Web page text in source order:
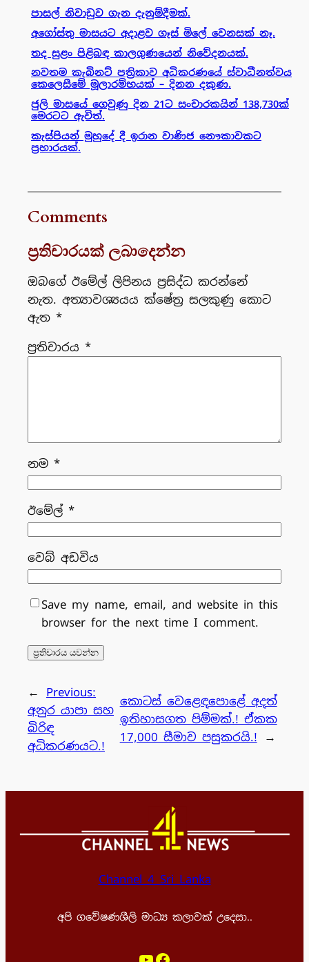
පාසල් නිවාඩුව ගැන දැනුම්දීමක්.
අගෝස්තු මාසයට අදාළව ගෑස් මිලේ වෙනසක් නෑ.
තද සුළං පිළිබඳ කාලගුණයෙන් නිවේදනයක්.
නවතම කැබිනට් පත්‍රිකාව අධිකරණයේ ස්වාධීනත්වය
කෙලෙසීමේ මූලාරම්භයක් – දිනන දකුණ.
ජුලි මාසයේ ගෙවුණු දින 21ට සංචාරකයින් 138,730ක්
මෙරටට ඇවිත්.
කැස්පියන් මුහුදේ දී ඉරාන වාණිජ නෞකාවකට
ප්‍රහාරයක්.
Comments
ප්‍රතිචාරයක් ලබාදෙන්න
ඔබගේ ඊමේල් ලිපිනය ප්‍රසිද්ධ කරන්නේ
නැත. අත්‍යාවශ්‍යයය ක්ෂේත්‍ර සලකුණු කොට
ඇත *
ප්‍රතිචාරය *
නම *
ඊමේල් *
වෙබ් අඩවිය
Save my name, email, and website in this
browser for the next time I comment.
←
Previous:
අනුර යාපා සහ
බිරිඳ
අධිකරණයට.!
කොටස් වෙළෙඳපොළේ අදත්
ඉතිහාසගත පිම්මක්.! ඒකක
17,000 සීමාව පසුකරයි.!
→
Channel 4 Sri Lanka
අපි ගවේෂණශීලි මාධ්‍ය කලාවක් උදෙසා..